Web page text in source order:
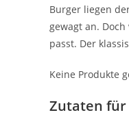
Burger liegen
gewagt an.
passt. Der
Keine Produkte
Zutaten für